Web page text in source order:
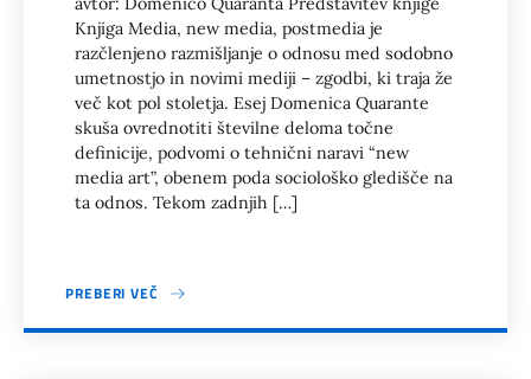
Knjiga Media, new media, postmedia je
razčlenjeno razmišljanje o odnosu med sodobno
umetnostjo in novimi mediji – zgodbi, ki traja že
več kot pol stoletja. Esej Domenica Quarante
skuša ovrednotiti številne deloma točne
definicije, podvomi o tehnični naravi “new
media art”, obenem poda sociološko gledišče na
ta odnos. Tekom zadnjih […]
PREBERI VEČ